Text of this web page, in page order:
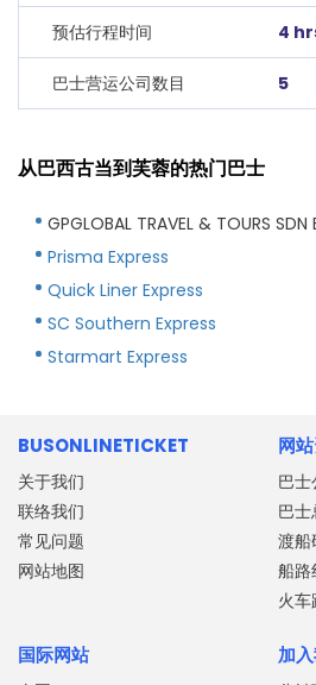
预估行程时间 4
巴士营运公司数目 5
从巴西古当到芙蓉的热门巴士
GPGLOBAL TRAVEL & TOURS SDN
Prisma Express
Quick Liner Express
SC Southern Express
Starmart Express
BUSONLINETICKET
关于我们
联络我们
常见问题
网站地图
网
巴士
巴
渡船
船路
火
国际网站 加